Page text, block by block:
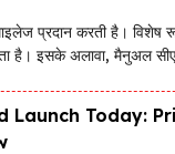
प्रदान करती है। विशेष
इसके अलावा, मैनुअल
Launch Today: